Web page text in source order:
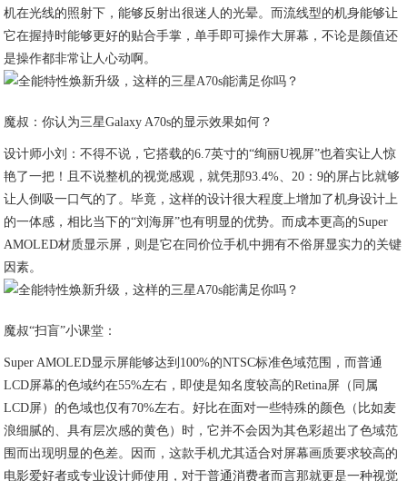
机在光线的照射下，能够反射出很迷人的光晕。而流线型的机身能够让
它在握持时能够更好的贴合手掌，单手即可操作大屏幕，不论是颜值还
是操作都非常让人心动啊。
魔叔：你认为三星Galaxy A70s的显示效果如何？
设计师小刘：不得不说，它搭载的6.7英寸的“绚丽U视屏”也着实让人惊
艳了一把！且不说整机的视觉感观，就凭那93.4%、20：9的屏占比就够
让人倒吸一口气的了。毕竟，这样的设计很大程度上增加了机身设计上
的一体感，相比当下的“刘海屏”也有明显的优势。而成本更高的Super
AMOLED材质显示屏，则是它在同价位手机中拥有不俗屏显实力的关键
因素。
魔叔“扫盲”小课堂：
Super AMOLED显示屏能够达到100%的NTSC标准色域范围，而普通
LCD屏幕的色域约在55%左右，即使是知名度较高的Retina屏（同属
LCD屏）的色域也仅有70%左右。好比在面对一些特殊的颜色（比如麦
浪细腻的、具有层次感的黄色）时，它并不会因为其色彩超出了色域范
围而出现明显的色差。因而，这款手机尤其适合对屏幕画质要求较高的
电影爱好者或专业设计师使用，对于普通消费者而言那就更是一种视觉